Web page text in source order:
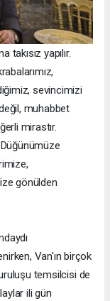
yapılır.
sevincimizi
muhabbet
mirastır.
gönülden
Van'ın birçok
temsilcisi de
ili gün